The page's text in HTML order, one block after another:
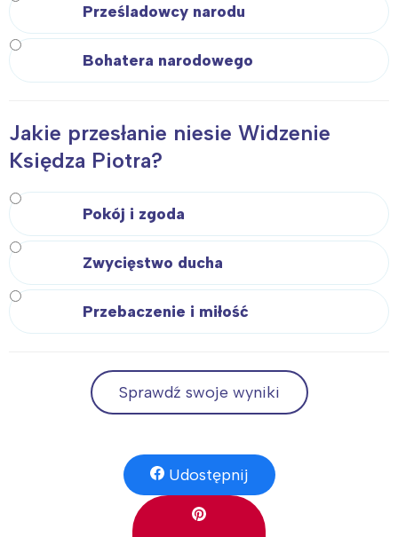
Prześladowcy narodu
Bohatera narodowego
Jakie przesłanie niesie Widzenie
Księdza Piotra?
Pokój i zgoda
Zwycięstwo ducha
Przebaczenie i miłość
Sprawdź swoje wyniki
Udostępnij